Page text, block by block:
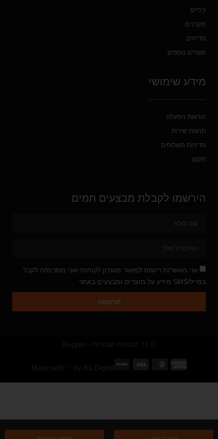
כיריים
מקררים
מדיחים
מוצרים נוספים
מידע שימושי
הוראות הפעלה
תחנות שירות
מדיניות משלוחים
תקנון
הירשמו לקבלת מבצעים חמים
אני מאשר/ת רישום למאגר מועדון לקוחות ואני מסכימ/ה לקבל
במייל/SMS מידע על מוצרים ומבצעים באתר
הרשמה
© כל הזכויות שמורות - Kupper
Made with ♡ by RL Digital